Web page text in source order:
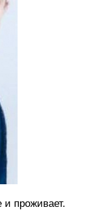
и проживает.